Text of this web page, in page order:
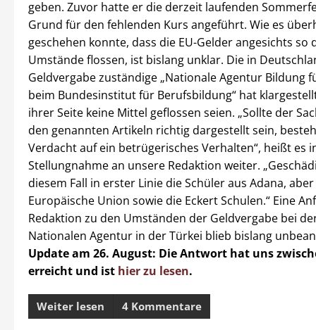
geben. Zuvor hatte er die derzeit laufenden
Grund für den fehlenden Kurs angeführt. Wie es
geschehen konnte, dass die EU-Gelder angesichts so
Umstände flossen, ist bislang unklar. Die in
Geldvergabe zuständige „Nationale Agentur Bildung
beim Bundesinstitut für Berufsbildung“ hat
ihrer Seite keine Mittel geflossen seien. „Sollte der
den genannten Artikeln richtig dargestellt sein,
Verdacht auf ein betrügerisches Verhalten“, heißt es
Stellungnahme an unsere Redaktion weiter.
diesem Fall in erster Linie die Schüler aus Adana,
Europäische Union sowie die Eckert Schulen.“ Eine
Redaktion zu den Umständen der Geldvergabe bei
Nationalen Agentur in der Türkei blieb bislang
Update am 26. August: Die Antwort hat uns
erreicht und ist hier zu lesen.
Weiter lesen 4 Kommentare